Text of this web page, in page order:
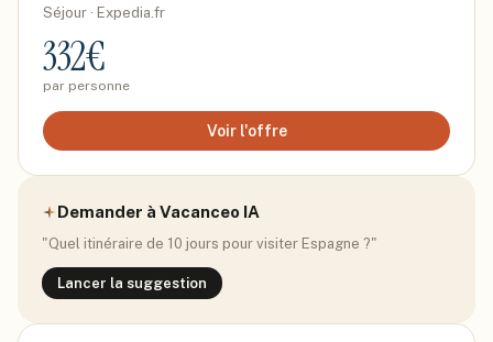
Séjour · Expedia.fr
332€
par personne
Voir l'offre
Demander à Vacanceo IA
"Quel itinéraire de 10 jours pour visiter Espagne ?"
Lancer la suggestion